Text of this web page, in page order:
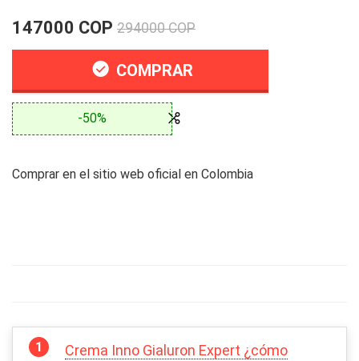
147000 COP 294000 COP
COMPRAR
-50%
Comprar en el sitio web oficial en Colombia
Crema Inno Gialuron Expert ¿cómo